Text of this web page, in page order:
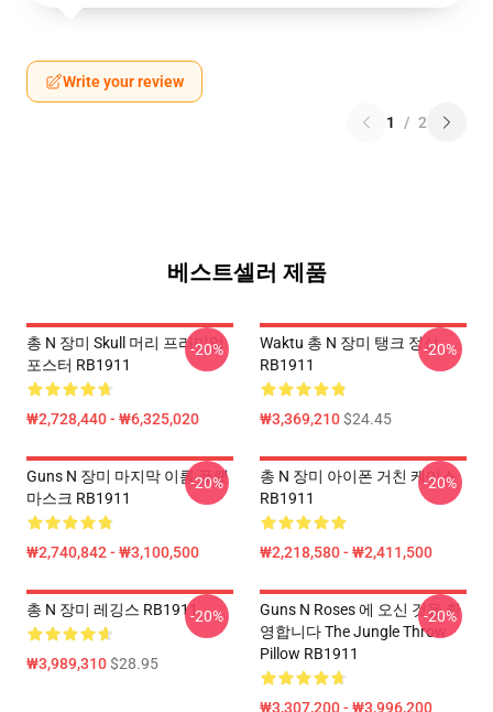
Write your review
1 / 2
베스트셀러 제품
총 N 장미 Skull 머리 프리미엄
포스터 RB1911
₩2,728,440 - ₩6,325,020
-20%
Waktu 총 N 장미 탱크 정상
RB1911
₩3,369,210$24.45
-20%
Guns N 장미 마지막 이름 플랫
마스크 RB1911
₩2,740,842 - ₩3,100,500
-20%
총 N 장미 아이폰 거친 케이스
RB1911
₩2,218,580 - ₩2,411,500
-20%
총 N 장미 레깅스 RB1911
₩3,989,310$28.95
-20%
Guns N Roses 에 오신 것을 환
영합니다 The Jungle Throw
Pillow RB1911
₩3,307,200 - ₩3,996,200
-20%